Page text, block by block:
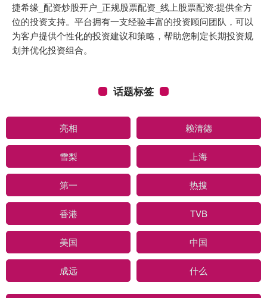
捷希缘_配资炒股开户_正规股票配资_线上股票配资:提供全方
位的投资支持。平台拥有一支经验丰富的投资顾问团队，可以
为客户提供个性化的投资建议和策略，帮助您制定长期投资规
划并优化投资组合。
话题标签
亮相 赖清德
雪梨 上海
第一 热搜
香港 TVB
美国 中国
成远 什么